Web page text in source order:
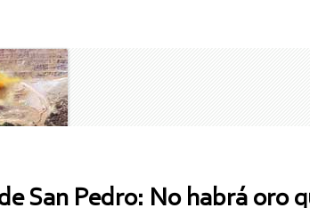
San Pedro: No habrá oro